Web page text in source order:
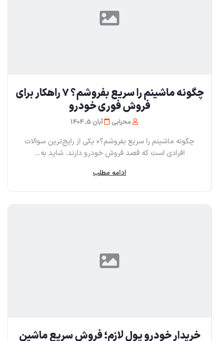
چگونه ماشینم را سریع بفروشم؟ ۷ راهکار برای
فروش فوری خودرو
محرابی آبان 5, 1404
چگونه ماشینم را سریع بفروشم؟» یکی از رایج‌ترین سوالات
افرادی است که قصد فروش خودرو دارند. شاید به...
ادامه مطلب
خریدار خودرو پول لازم؛ فروش سریع ماشین